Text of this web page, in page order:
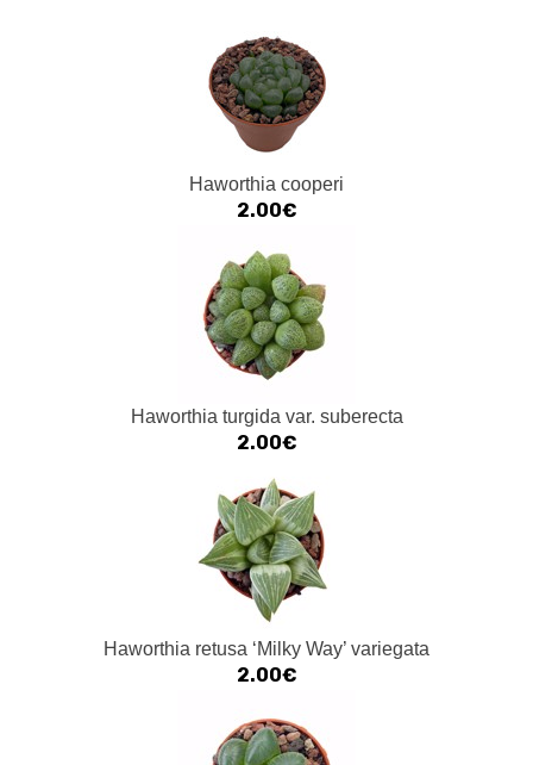
Haworthia cooperi
2.00€
Haworthia turgida var. suberecta
2.00€
Haworthia retusa ‘Milky Way’ variegata
2.00€